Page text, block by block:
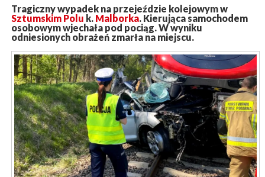
Tragiczny wypadek na przejeździe kolejowym w
Sztumskim Polu k. Malborka. Kierująca samochodem
osobowym wjechała pod pociąg. W wyniku
odniesionych obrażeń zmarła na miejscu.